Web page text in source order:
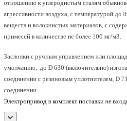
отношению к углеродистым сталям
агрессивности воздуха, с температурой до
веществ и волокнистых материалов, с
примесей в количестве не более 100 мг/м3.
Заслонки с ручным управлением или
умолчанию, до D 630 (включительно)
соединении с резиновым уплотнителем, D
соединении.
Электропривод в комплект поставки не